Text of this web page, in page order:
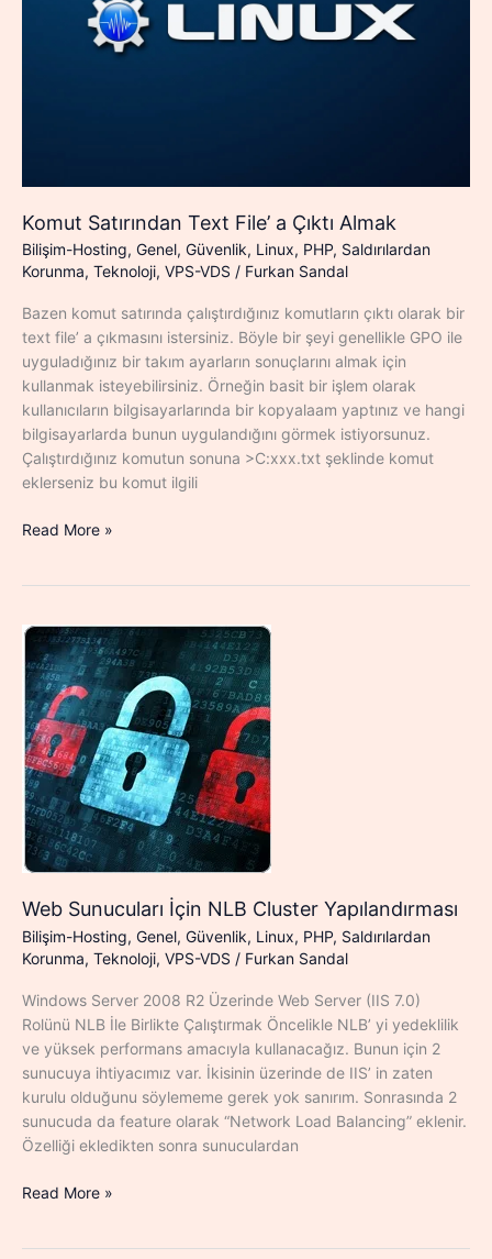
Komut Satırından Text File’ a Çıktı Almak
Bilişim-Hosting, Genel, Güvenlik, Linux, PHP, Saldırılardan
Korunma, Teknoloji, VPS-VDS / Furkan Sandal
Bazen komut satırında çalıştırdığınız komutların çıktı olarak bir
text file’ a çıkmasını istersiniz. Böyle bir şeyi genellikle GPO ile
uyguladığınız bir takım ayarların sonuçlarını almak için
kullanmak isteyebilirsiniz. Örneğin basit bir işlem olarak
kullanıcıların bilgisayarlarında bir kopyalaam yaptınız ve hangi
bilgisayarlarda bunun uygulandığını görmek istiyorsunuz.
Çalıştırdığınız komutun sonuna >C:xxx.txt şeklinde komut
eklerseniz bu komut ilgili
Komut
a
Çıktı
Almak
Read More »
Web Sunucuları İçin NLB Cluster Yapılandırması
Bilişim-Hosting, Genel, Güvenlik, Linux, PHP, Saldırılardan
Korunma, Teknoloji, VPS-VDS / Furkan Sandal
Windows Server 2008 R2 Üzerinde Web Server (IIS 7.0)
Rolünü NLB İle Birlikte Çalıştırmak Öncelikle NLB’ yi yedeklilik
ve yüksek performans amacıyla kullanacağız. Bunun için 2
sunucuya ihtiyacımız var. İkisinin üzerinde de IIS’ in zaten
kurulu olduğunu söylememe gerek yok sanırım. Sonrasında 2
sunucuda da feature olarak “Network Load Balancing” eklenir.
Özelliği ekledikten sonra sunuculardan
Web
Read More »